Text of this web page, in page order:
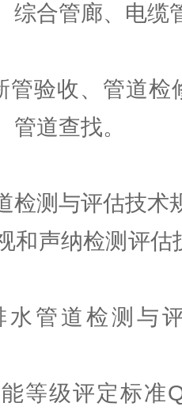
综合管廊、电缆
管验收、管道检
管道查找。
检测与评估技
和声纳检测评
水管道检测与
等级评定标准